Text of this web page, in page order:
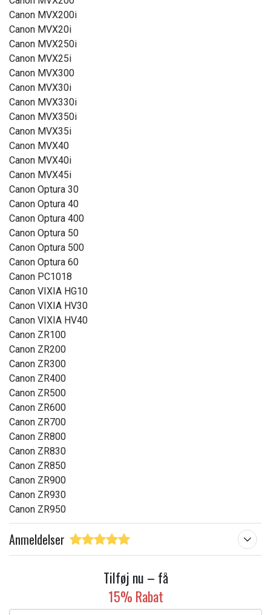
Canon MVX200i
Canon MVX20i
Canon MVX250i
Canon MVX25i
Canon MVX300
Canon MVX30i
Canon MVX330i
Canon MVX350i
Canon MVX35i
Canon MVX40
Canon MVX40i
Canon MVX45i
Canon Optura 30
Canon Optura 40
Canon Optura 400
Canon Optura 50
Canon Optura 500
Canon Optura 60
Canon PC1018
Canon VIXIA HG10
Canon VIXIA HV30
Canon VIXIA HV40
Canon ZR100
Canon ZR200
Canon ZR300
Canon ZR400
Canon ZR500
Canon ZR600
Canon ZR700
Canon ZR800
Canon ZR830
Canon ZR850
Canon ZR900
Canon ZR930
Canon ZR950
Anmeldelser
Tilføj nu – få
15% Rabat